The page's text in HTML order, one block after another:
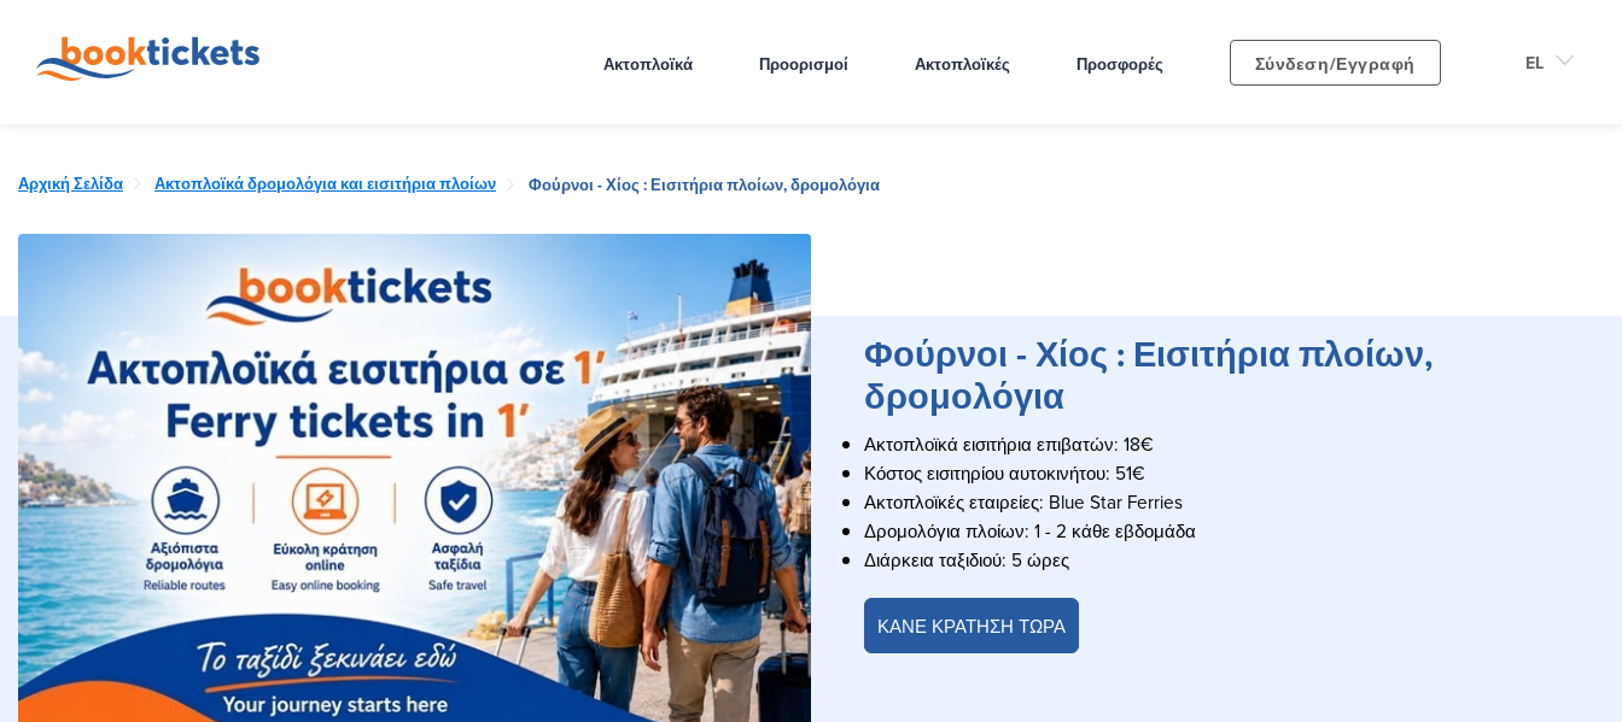
Ακτοπλοϊκά Προορισμοί Ακτοπλοϊκές Προσφορές Σύνδεση/Εγγραφή
Αρχική Σελίδα Ακτοπλοϊκά δρομολόγια και εισιτήρια πλοίων Φούρνοι - Χίος : Εισιτήρια πλοίων, δρομολόγια
Φούρνοι - Χίος : Εισιτήρια πλοίων,
δρομολόγια
Ακτοπλοϊκά εισιτήρια επιβατών: 18€
Κόστος εισιτηρίου αυτοκινήτου: 51€
Ακτοπλοϊκές εταιρείες: Blue Star Ferries
Δρομολόγια πλοίων: 1 - 2 κάθε εβδομάδα
Διάρκεια ταξιδιού: 5 ώρες
ΚΑΝΕ ΚΡΑΤΗΣΗ ΤΩΡΑ